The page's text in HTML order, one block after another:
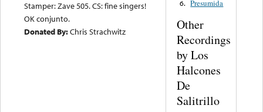
Stamper: Zave 505. CS: fine singers!
OK conjunto.
Donated By:Chris Strachwitz
6. Presumida
Other
Recordings
by Los
Halcones
De
Salitrillo